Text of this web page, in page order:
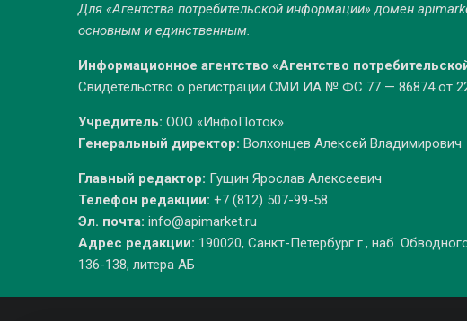
Для «Агентства потребительской информации» домен
основным и единственным.
Информационное агентство «Агентство
Свидетельство о регистрации СМИ ИА № ФС 77 — 86874 от
Учредитель: ООО «ИнфоПоток»
Генеральный директор: Волхонцев Алексей Владимирович
Главный редактор: Гущин Ярослав Алексеевич
Телефон редакции: +7 (812) 507-99-58
Эл. почта: info@apimarket.ru
Адрес редакции: 190020, Санкт-Петербург г., наб.
136-138, литера АБ